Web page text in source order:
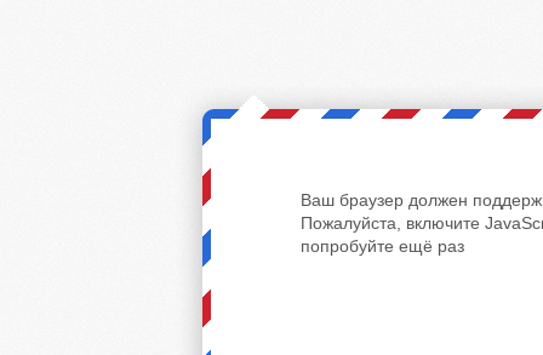
Ваш браузер должен
Пожалуйста, включите
попробуйте ещё раз